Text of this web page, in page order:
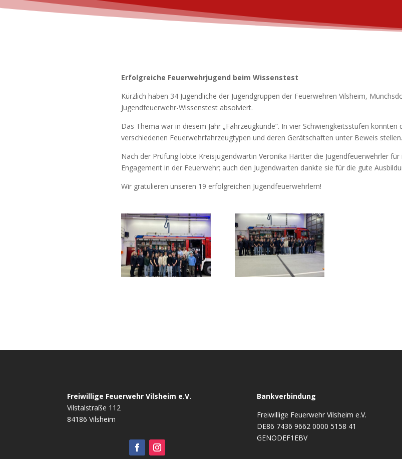
Erfolgreiche Feuerwehrjugend beim Wissenstest
Kürzlich haben 34 Jugendliche der Jugendgruppen der Feuerwehren Vilsheim,
Jugendfeuerwehr-Wissenstest absolviert.
Das Thema war in diesem Jahr „Fahrzeugkunde“. In vier Schwierigkeitsstufen konnten
verschiedenen Feuerwehrfahrzeugtypen und deren Gerätschaften unter Beweis stellen.
Nach der Prüfung lobte Kreisjugendwartin Veronika Härtter die Jugendfeuerwehrler
Engagement in der Feuerwehr; auch den Jugendwarten dankte sie für die gute
Wir gratulieren unseren 19 erfolgreichen Jugendfeuerwehrlern!
Freiwillige Feuerwehr Vilsheim e.V.
Vilstalstraße 112
84186 Vilsheim
Bankverbindung
Freiwillige Feuerwehr Vilsheim e.V.
DE86 7436 9662 0000 5158 41
GENODEF1EBV